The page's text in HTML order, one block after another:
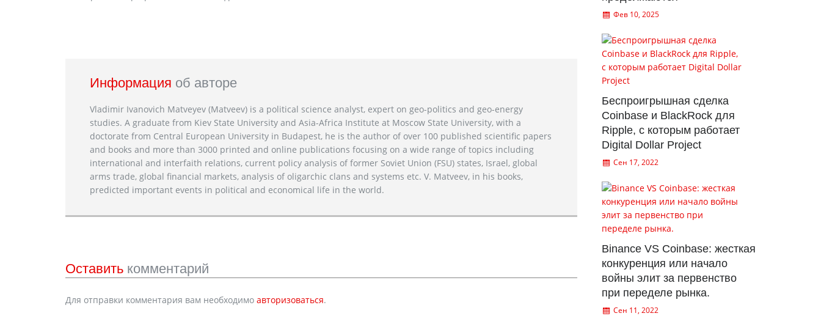
Информация об авторе
Vladimir Ivanovich Matveyev (Matveev) is a political science analyst, expert on geo-politics and geo-energy
studies. A graduate from Kiev State University and Asia-Africa Institute at Moscow State University, with a
doctorate from Central European University in Budapest, he is the author of over 100 published scientific papers
and books and more than 3000 printed and online publications focusing on a wide range of topics including
international and interfaith relations, current policy analysis of former Soviet Union (FSU) states, Israel, global
arms trade, global financial markets, analysis of oligarchic clans and systems etc. V. Matveev, in his books,
predicted important events in political and economical life in the world.
Оставить комментарий
Для отправки комментария вам необходимо авторизоваться.
Фев 10, 2025
Беспроигрышная сделка
Coinbase и BlackRock для
Ripple, с которым работает
Digital Dollar Project
Сен 17, 2022
Binance VS Coinbase: жесткая
конкуренция или начало
войны элит за первенство
при переделе рынка.
Сен 11, 2022